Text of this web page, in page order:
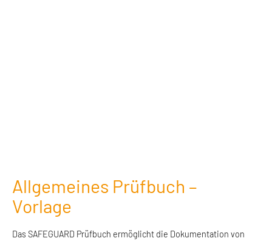
Allgemeines Prüfbuch –
Vorlage
Das SAFEGUARD Prüfbuch ermöglicht die Dokumentation von